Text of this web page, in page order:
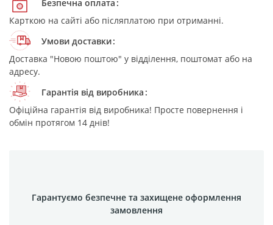
Безпечна оплата
Карткою на сайті або післяплатою при отриманні.
Умови доставки
Доставка "Новою поштою" у відділення, поштомат або на
адресу.
Гарантія від виробника
Офіційна гарантія від виробника! Просте повернення і
обмін протягом 14 днів!
Гарантуємо безпечне та захищене оформлення
замовлення